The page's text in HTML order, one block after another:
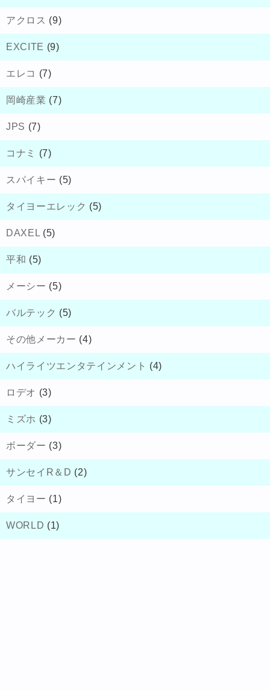
アクロス (9)
EXCITE (9)
エレコ (7)
岡崎産業 (7)
JPS (7)
コナミ (7)
スパイキー (5)
タイヨーエレック (5)
DAXEL (5)
平和 (5)
メーシー (5)
バルテック (5)
その他メーカー (4)
ハイライツエンタテインメント (4)
ロデオ (3)
ミズホ (3)
ボーダー (3)
サンセイR＆D (2)
タイヨー (1)
WORLD (1)